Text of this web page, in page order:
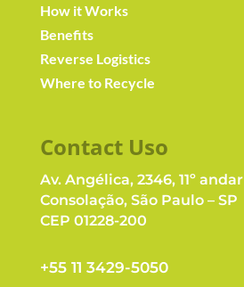
How it Works
Benefits
Reverse Logistics
Where to Recycle
Contact Uso
Av. Angélica, 2346, 11º andar
Consolação, São Paulo – SP
CEP 01228-200
+55 11 3429-5050